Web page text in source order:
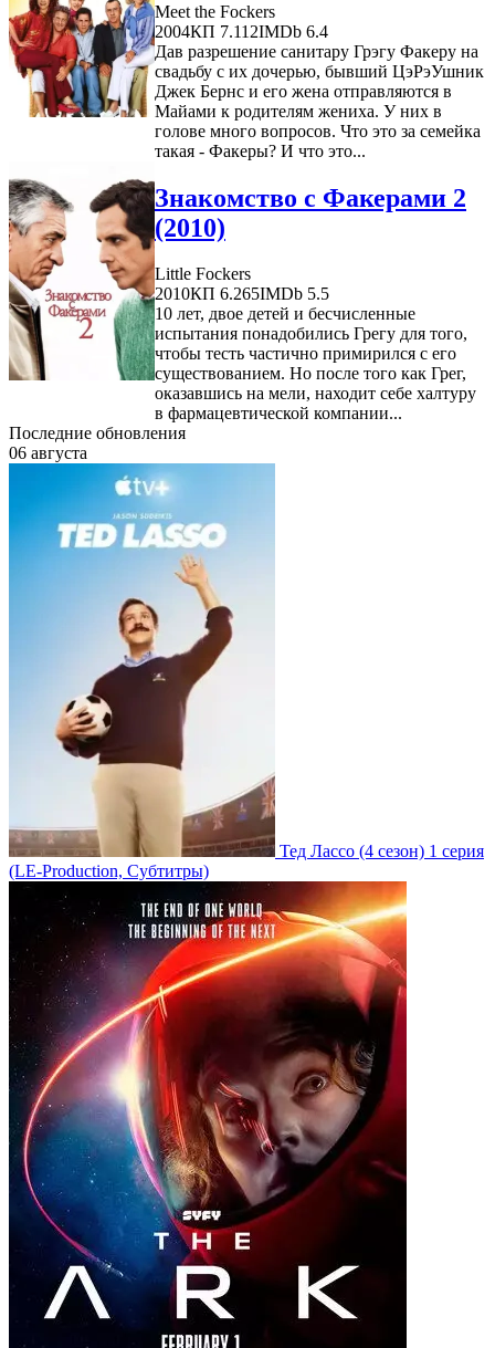
Meet the Fockers
2004КП 7.112IMDb 6.4
Дав разрешение санитару Грэгу Факеру на
свадьбу с их дочерью, бывший ЦэРэУшник
Джек Бернс и его жена отправляются в
Майами к родителям жениха. У них в
голове много вопросов. Что это за семейка
такая - Факеры? И что это...
Знакомство с Факерами 2
(2010)
Little Fockers
2010КП 6.265IMDb 5.5
10 лет, двое детей и бесчисленные
испытания понадобились Грегу для того,
чтобы тесть частично примирился с его
существованием. Но после того как Грег,
оказавшись на мели, находит себе халтуру
в фармацевтической компании...
Последние обновления
06 августа
Тед Лассо (4 сезон) 1 серия
(LE-Production, Субтитры)